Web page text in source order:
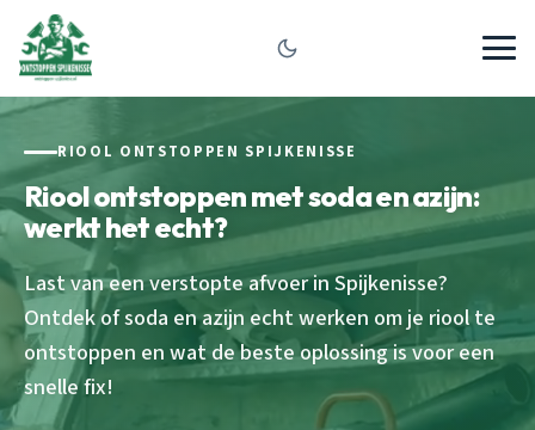
RIOOL ONTSTOPPEN SPIJKENISSE
Riool ontstoppen met soda en azijn:
werkt het echt?
Last van een verstopte afvoer in Spijkenisse?
Ontdek of soda en azijn echt werken om je riool te
ontstoppen en wat de beste oplossing is voor een
snelle fix!